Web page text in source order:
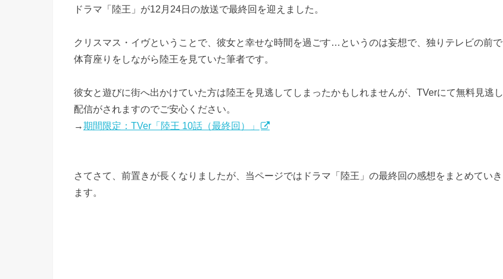
ドラマ「陸王」が12月24日の放送で最終回を迎えました。
クリスマス・イヴということで、彼女と幸せな時間を過ごす…というのは妄想で、独りテレビの前で
体育座りをしながら陸王を見ていた筆者です。
彼女と遊びに街へ出かけていた方は陸王を見逃してしまったかもしれませんが、TVerにて無料見逃し
配信がされますのでご安心ください。
→期間限定：TVer「陸王 10話（最終回）」
さてさて、前置きが長くなりましたが、当ページではドラマ「陸王」の最終回の感想をまとめていき
ます。